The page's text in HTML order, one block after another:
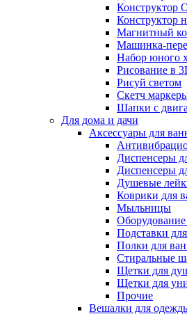
Конструктор
Конструктор
Магнитный
Машинка-
Набор юного
Рисование в
Рисуй светом
Скетч
Шапки с
Для дома и дачи
Аксессуары для
Диспенсеры
Диспенсеры
Душевые
Коврики для
Мыльницы
Подставки
Полки для
Стиральные
Щетки для
Щетки для
Прочие
Вешалки для